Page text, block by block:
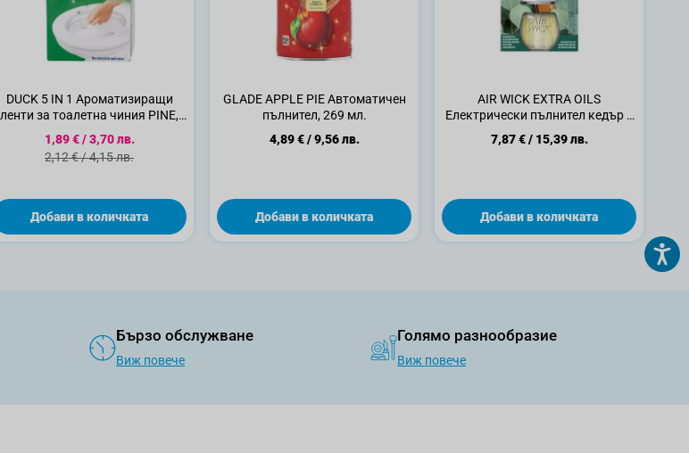
DUCK 5 IN 1 Ароматизиращи
ленти за тоалетна чиния PINE,
Специална цена
1,89 €/3,70 лв.
Стандартна цена
2,12 €/4,15 лв.
Добави в количката
GLADE APPLE PIE Автоматичен
пълнител, 269 мл.
4,89 €/9,56 лв.
Добави в количката
AIR WICK EXTRA OILS
Електрически пълнител кедър и
7,87 €/ 15,39 лв.
Добави в количката
Бързо обслужване
Виж повече
Голямо разнообразие
Виж повече